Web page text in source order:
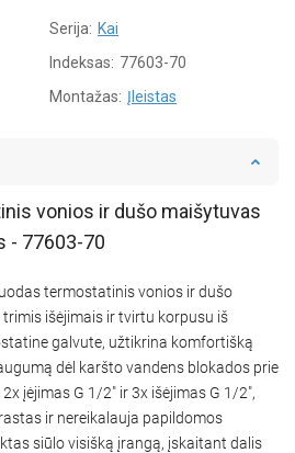
Serija: Kai
Indeksas: 77603-70
Montažas: Įleistas
vonios ir dušo maišytuvas
- 77603-70
termostatinis vonios ir dušo
išėjimais ir tvirtu korpusu iš
galvute, užtikrina komfortišką
dėl karšto vandens blokados prie
įėjimas G 1/2" ir 3x išėjimas G 1/2",
ir nereikalauja papildomos
siūlo visišką įrangą, įskaitant dalis